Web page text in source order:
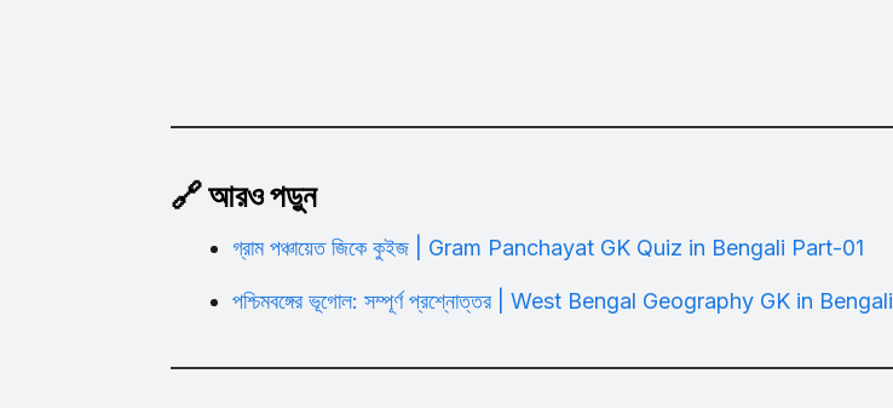
🔗 আরও পড়ুন
গ্রাম পঞ্চায়েত জিকে কুইজ | Gram Panchayat GK Quiz in Bengali Part-01
পশ্চিমবঙ্গের ভূগোল: সম্পূর্ণ প্রশ্নোত্তর | West Bengal Geography GK in Bengali